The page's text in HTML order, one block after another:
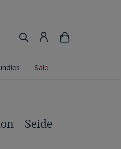
Sale
– Seide –